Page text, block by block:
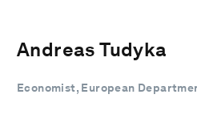
Andreas Tudyka
Economist, European